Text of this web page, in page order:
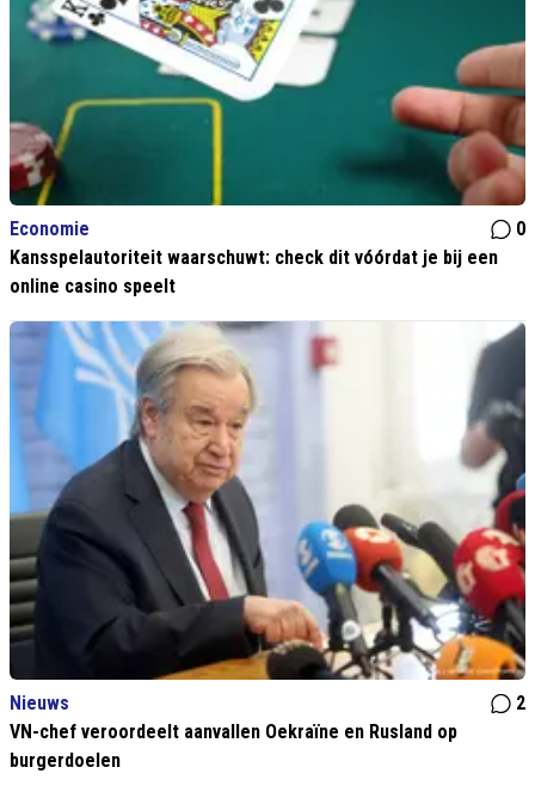
Economie
0
Kansspelautoriteit waarschuwt: check dit vóórdat je bij een
online casino speelt
Nieuws
2
VN-chef veroordeelt aanvallen Oekraïne en Rusland op
burgerdoelen